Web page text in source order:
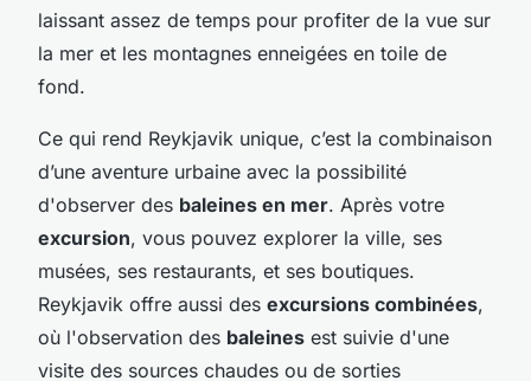
laissant assez de temps pour profiter de la vue sur
la mer et les montagnes enneigées en toile de
fond.
Ce qui rend Reykjavik unique, c’est la combinaison
d’une aventure urbaine avec la possibilité
d'observer des baleines en mer. Après votre
excursion, vous pouvez explorer la ville, ses
musées, ses restaurants, et ses boutiques.
Reykjavik offre aussi des excursions combinées,
où l'observation des baleines est suivie d'une
visite des sources chaudes ou de sorties